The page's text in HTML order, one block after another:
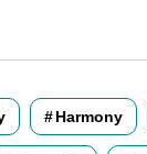
Harmony